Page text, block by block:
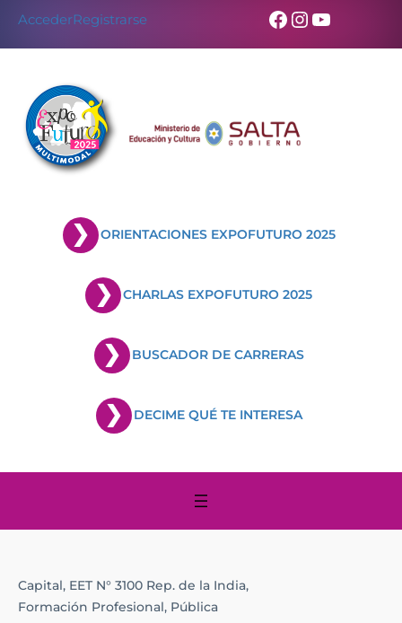
AccederRegistrarse Facebook
Instagram
YouTube
ORIENTACIONES EXPOFUTURO 2025
CHARLAS EXPOFUTURO 2025
BUSCADOR DE CARRERAS
DECIME QUÉ TE INTERESA
Capital, EET N° 3100 Rep. de la India,
Formación Profesional, Pública